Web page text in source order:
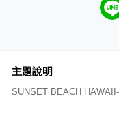
主題說明
SUNSET BEACH